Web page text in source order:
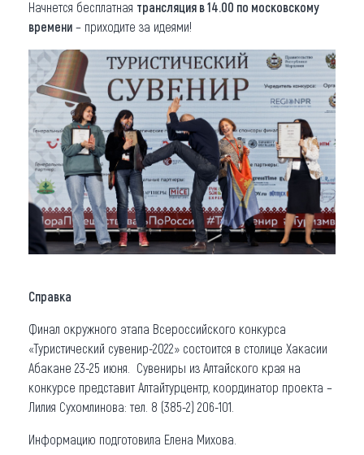
Начнется бесплатная трансляция в 14.00 по московскому
времени – приходите за идеями!
Справка
Финал окружного этапа Всероссийского конкурса
«Туристический сувенир-2022» состоится в столице Хакасии
Абакане 23-25 июня. Сувениры из Алтайского края на
конкурсе представит Алтайтурцентр, координатор проекта –
Лилия Сухомлинова: тел. 8 (385-2) 206-101.
Информацию подготовила Елена Михова.